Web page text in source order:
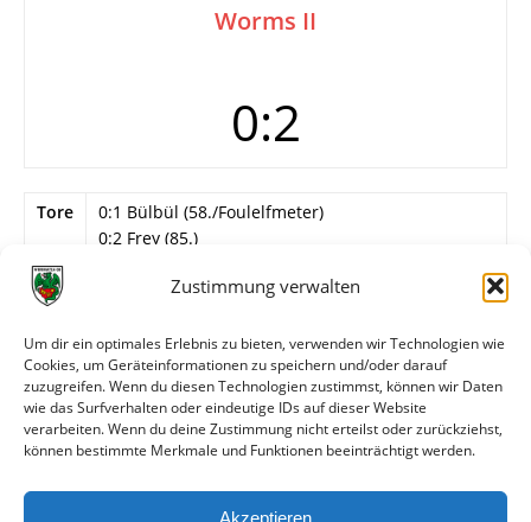
Zustimmung verwalten
Um dir ein optimales Erlebnis zu bieten, verwenden wir Technologien wie
Cookies, um Geräteinformationen zu speichern und/oder darauf
zuzugreifen. Wenn du diesen Technologien zustimmst, können wir Daten
wie das Surfverhalten oder eindeutige IDs auf dieser Website
verarbeiten. Wenn du deine Zustimmung nicht erteilst oder zurückziehst,
können bestimmte Merkmale und Funktionen beeinträchtigt werden.
Akzeptieren
Worms II
0:2
Tore
0:1 Bülbül (58./Foulelfmeter)
0:2 Frey (85.)
Info
15. Spieltag
N. Reichel – Beck, Horvat, Nagel, Hiyama, Chehab,
Bullinger, Reißmann (80. Frey), Fragomeli (75. N.
Schneider), A. Aslan, Bülbül (64. Matsumoto).